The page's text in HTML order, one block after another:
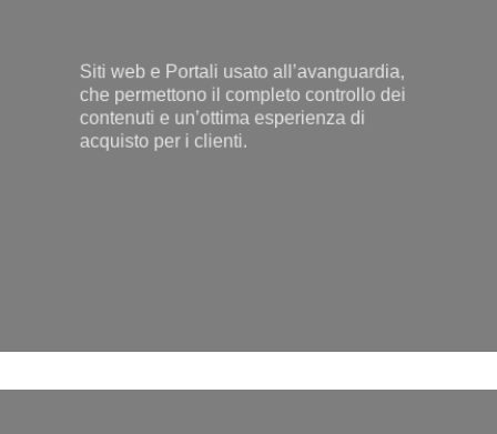
Siti web e Portali usato all’avanguardia,
che permettono il completo controllo dei
contenuti e un’ottima esperienza di
acquisto per i clienti.